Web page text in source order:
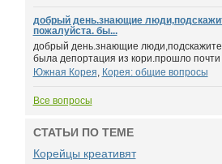
добрый день.знающие
пожалуйста. бы...
добрый день.знающие
была депортация из кори.прошло почти
Южная Корея, Корея: общие вопросы
Все вопросы
СТАТЬИ ПО ТЕМЕ
Корейцы креативят